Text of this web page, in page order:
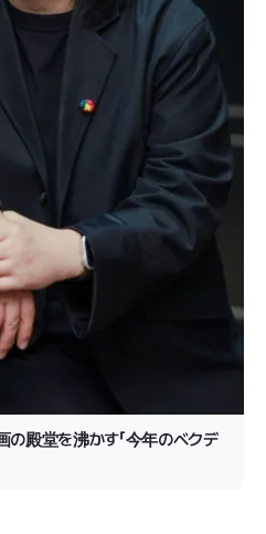
殿堂を沸かす「今年のベクデ